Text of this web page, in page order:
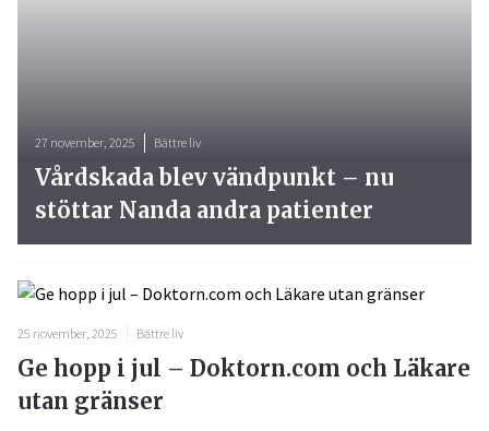
27 november, 2025 Bättre liv
Vårdskada blev vändpunkt – nu
stöttar Nanda andra patienter
25 november, 2025 Bättre liv
Ge hopp i jul – Doktorn.com och Läkare
utan gränser